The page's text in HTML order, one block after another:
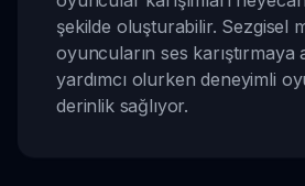
şekilde oluşturabilir. Sezgisel
oyuncuların ses karıştırmaya
yardımcı olurken deneyimli
derinlik sağlıyor.